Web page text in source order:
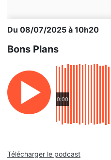
Du 08/07/2025 à 10h20
Bons Plans
0:00
Télécharger le podcast